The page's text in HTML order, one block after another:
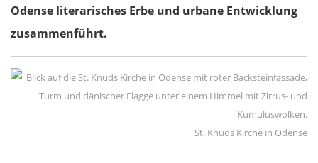
Odense literarisches Erbe und urbane Entwicklung
zusammenführt.
St. Knuds Kirche in Odense